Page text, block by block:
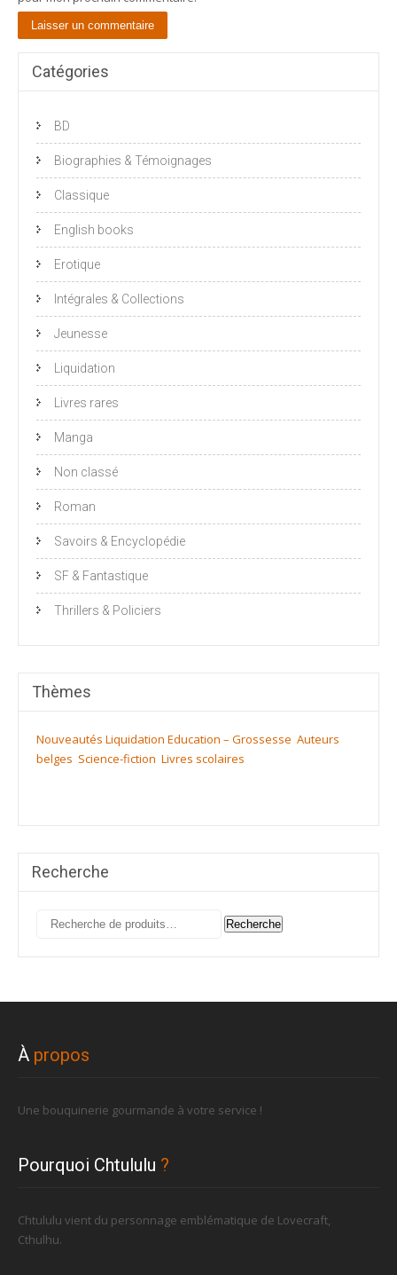
Catégories
BD
Biographies & Témoignages
Classique
English books
Erotique
Intégrales & Collections
Jeunesse
Liquidation
Livres rares
Manga
Non classé
Roman
Savoirs & Encyclopédie
SF & Fantastique
Thrillers & Policiers
Thèmes
Nouveautés Liquidation Education – Grossesse Auteurs
belges Science-fiction Livres scolaires
Recherche
Recherche
Recherche
À propos
Une bouquinerie gourmande à votre service !
Pourquoi Chtululu ?
Chtululu vient du personnage emblématique de Lovecraft,
Cthulhu.